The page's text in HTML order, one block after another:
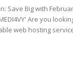
Save Big with
Are you
web hosting